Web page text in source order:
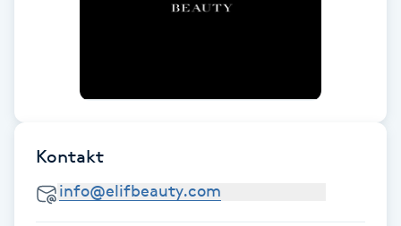
Vibrationsmassage
Kontakt